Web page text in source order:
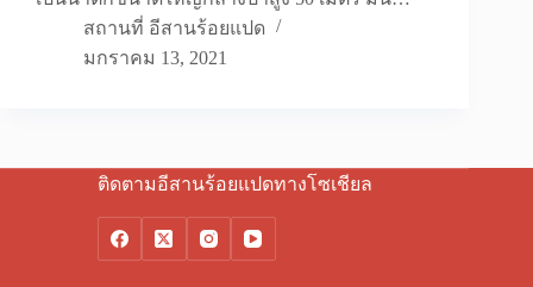
สถานที่ อีสานร้อยแปด
มกราคม 13, 2021
ติดตามอีสานร้อยแปดทางโซเชียล